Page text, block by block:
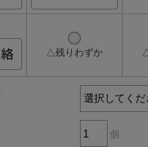
△残りわずか
個